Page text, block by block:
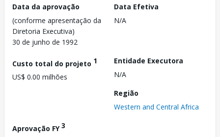
Data da aprovação
(conforme apresentação da
Diretoria Executiva)
30 de junho de 1992
Data Efetiva
N/A
Custo total do projeto 1
US$ 0.00 milhões
Entidade Executora
N/A
Região
Western and Central Africa
Aprovação FY3